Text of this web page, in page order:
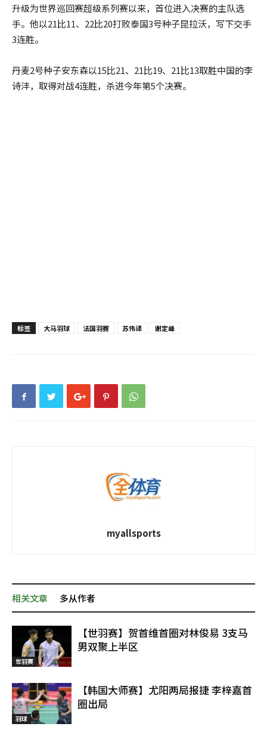
升级为世界巡回赛超级系列赛以来，首位进入决赛的主队选
手。他以21比11、22比20打败泰国3号种子昆拉沃，写下交手
3连胜。
丹麦2号种子安东森以15比21、21比19、21比13取胜中国的李
诗沣，取得对战4连胜，杀进今年第5个决赛。
标签 大马羽球 法国羽赛 苏伟译 谢定峰
myallsports
相关文章 多从作者
世羽赛
【世羽赛】贺首维首圈对林俊易 3支马
男双聚上半区
羽球
【韩国大师赛】尤阳两局报捷 李梓嘉首
圈出局